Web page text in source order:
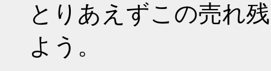
とりあえずこの売れ
よう。